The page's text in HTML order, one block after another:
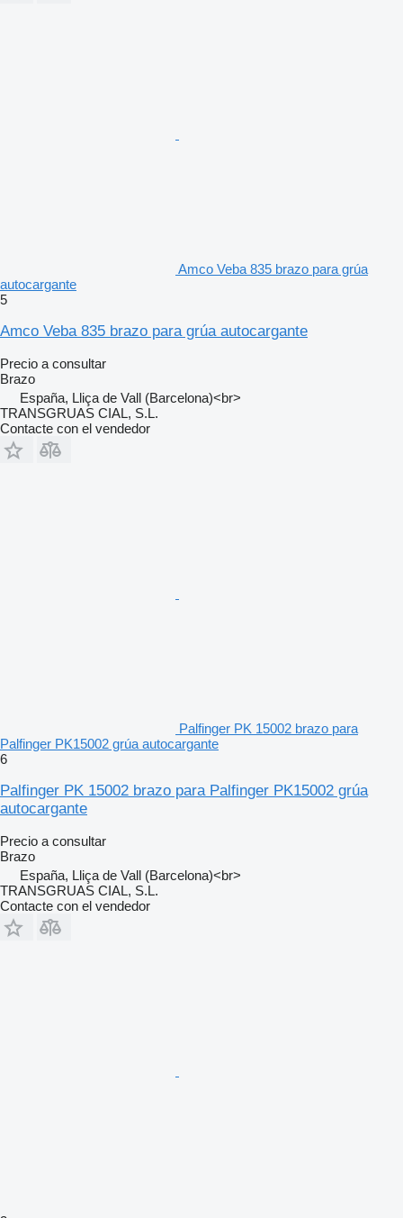
Amco Veba 835 brazo para grúa
autocargante
5
Amco Veba 835 brazo para grúa autocargante
Precio a consultar
Brazo
España, Lliça de Vall (Barcelona)<br>
TRANSGRUAS CIAL, S.L.
Contacte con el vendedor
Palfinger PK 15002 brazo para
Palfinger PK15002 grúa autocargante
6
Palfinger PK 15002 brazo para Palfinger PK15002 grúa
autocargante
Precio a consultar
Brazo
España, Lliça de Vall (Barcelona)<br>
TRANSGRUAS CIAL, S.L.
Contacte con el vendedor